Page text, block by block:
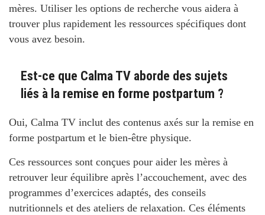
mères. Utiliser les options de recherche vous aidera à
trouver plus rapidement les ressources spécifiques dont
vous avez besoin.
Est-ce que Calma TV aborde des sujets
liés à la remise en forme postpartum ?
Oui, Calma TV inclut des contenus axés sur la remise en
forme postpartum et le bien-être physique.
Ces ressources sont conçues pour aider les mères à
retrouver leur équilibre après l’accouchement, avec des
programmes d’exercices adaptés, des conseils
nutritionnels et des ateliers de relaxation. Ces éléments